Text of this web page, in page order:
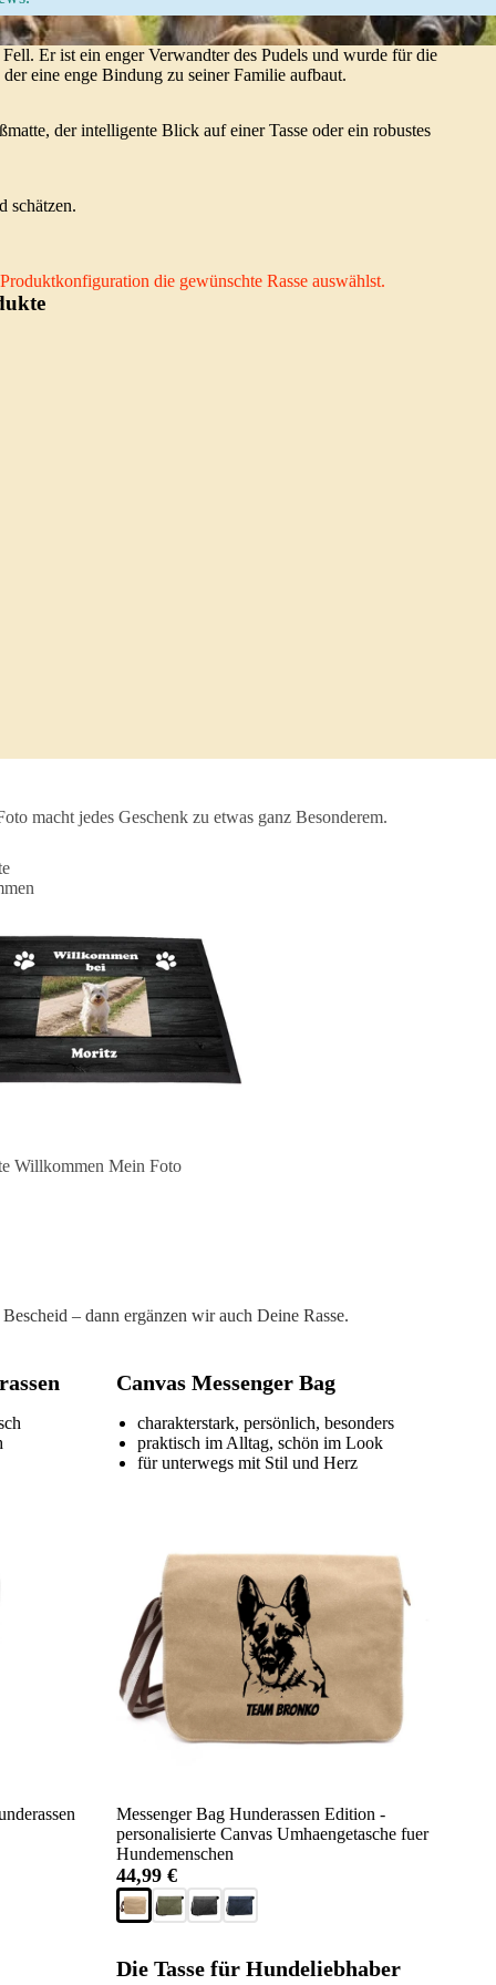
Er ist ein enger Verwandter des Pudels und wurde für die
eine enge Bindung zu seiner Familie aufbaut.
der intelligente Blick auf einer Tasse oder ein robustes
schätzen.
die gewünschte Rasse auswählst.
macht jedes Geschenk zu etwas ganz Besonderem.
Willkommen Mein Foto
– dann ergänzen wir auch Deine Rasse.
Canvas Messenger Bag
charakterstark, persönlich, besonders
praktisch im Alltag, schön im Look
für unterwegs mit Stil und Herz
Messenger Bag Hunderassen Edition -
personalisierte Canvas Umhaengetasche fuer
Hundemenschen
44,99 €
Die Tasse für Hundeliebhaber